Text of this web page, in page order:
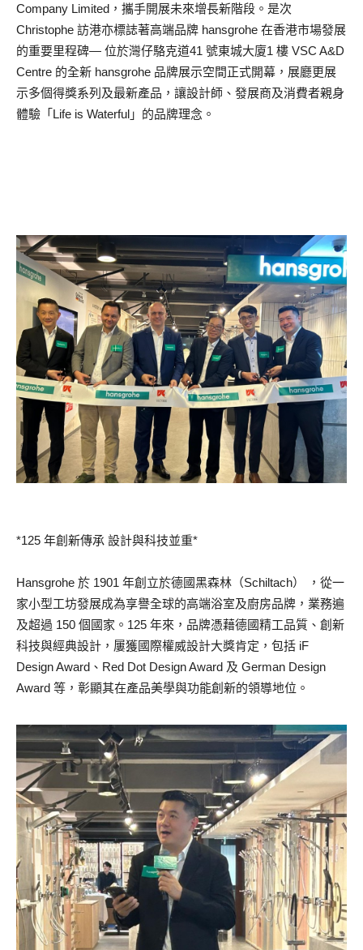
Company Limited，攜手開展未來增長新階段。是次
Christophe 訪港亦標誌著高端品牌 hansgrohe 在香港市場發展
的重要里程碑— 位於灣仔駱克道41 號東城大廈1 樓 VSC A&D
Centre 的全新 hansgrohe 品牌展示空間正式開幕，展廳更展
示多個得獎系列及最新產品，讓設計師、發展商及消費者親身
體驗「Life is Waterful」的品牌理念。
*125 年創新傳承 設計與科技並重*
Hansgrohe 於 1901 年創立於德國黑森林（Schiltach） ，從一
家小型工坊發展成為享譽全球的高端浴室及廚房品牌，業務遍
及超過 150 個國家。125 年來，品牌憑藉德國精工品質、創新
科技與經典設計，屢獲國際權威設計大獎肯定，包括 iF
Design Award、Red Dot Design Award 及 German Design
Award 等，彰顯其在產品美學與功能創新的領導地位。